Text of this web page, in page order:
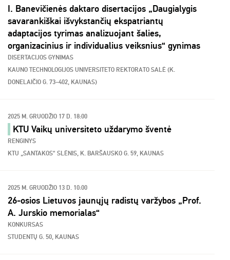
I. Banevičienės daktaro disertacijos „Daugialygis
savarankiškai išvykstančių ekspatriantų
adaptacijos tyrimas analizuojant šalies,
organizacinius ir individualius veiksnius“ gynimas
DISERTACIJOS GYNIMAS
KAUNO TECHNOLOGIJOS UNIVERSITETO REKTORATO SALĖ (K.
DONELAIČIO G. 73–402, KAUNAS)
2025 M. GRUODŽIO 17 D. 18:00
KTU Vaikų universiteto uždarymo šventė
RENGINYS
KTU „SANTAKOS“ SLĖNIS, K. BARŠAUSKO G. 59, KAUNAS
2025 M. GRUODŽIO 13 D. 10:00
26-osios Lietuvos jaunųjų radistų varžybos „Prof.
A. Jurskio memorialas“
KONKURSAS
STUDENTŲ G. 50, KAUNAS